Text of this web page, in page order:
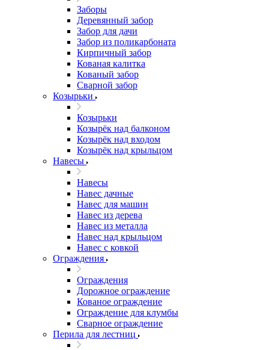
Заборы
Деревянный забор
Забор для дачи
Забор из поликарбоната
Кирпичный забор
Кованая калитка
Кованый забор
Сварной забор
Козырьки
Козырьки
Козырёк над балконом
Козырёк над входом
Козырёк над крыльцом
Навесы
Навесы
Навес дачные
Навес для машин
Навес из дерева
Навес из металла
Навес над крыльцом
Навес с ковкой
Ограждения
Ограждения
Дорожное ограждение
Кованое ограждение
Ограждение для клумбы
Сварное ограждение
Перила для лестниц